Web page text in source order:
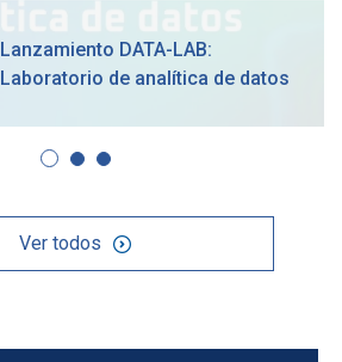
Lanzamiento DATA-LAB:
Laboratorio de analítica de datos
Ver todos